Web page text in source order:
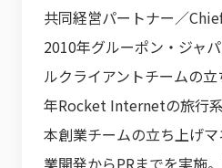
共同経営パートナー／
2010年グルーポン・ジャ
ルクライアントチームの
年Rocket Internetの旅行
本創業チームの立ち上げ
業開発からPRまでを実施